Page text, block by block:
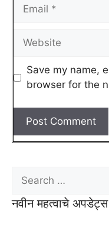
Save my name,
browser for the
नवीन महत्वाचे अपडेट्स